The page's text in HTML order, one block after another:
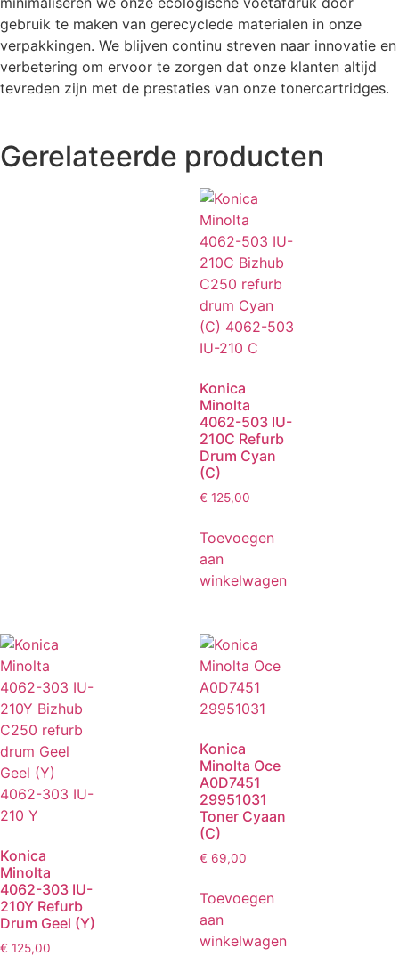
gebruik te maken van gerecyclede materialen in onze
verpakkingen. We blijven continu streven naar innovatie en
verbetering om ervoor te zorgen dat onze klanten altijd
tevreden zijn met de prestaties van onze tonercartridges.
Gerelateerde producten
Konica
Minolta
4062-503 IU-
210C Refurb
Drum Cyan
(C)
€ 125,00
Toevoegen
aan
winkelwagen
Konica
Minolta
4062-303 IU-
210Y Refurb
Drum Geel (Y)
€ 125,00
Konica
Minolta Oce
A0D7451
29951031
Toner Cyaan
(C)
€ 69,00
Toevoegen
aan
winkelwagen